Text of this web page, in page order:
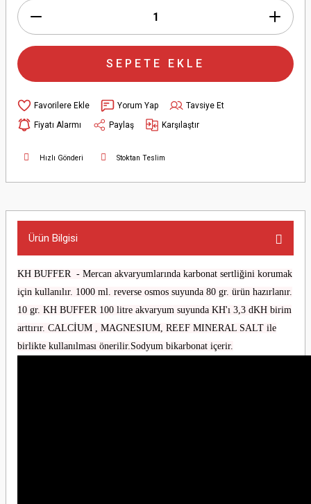
SEPETE EKLE
Yorum Yap
Tavsiye Et
Fiyatı Alarmı
Paylaş Karşılaştır
Hızlı Gönderi Stoktan Teslim
Ürün Bilgisi
KH BUFFER - Mercan akvaryumlarında karbonat sertliğini korumak
için kullanılır. 1000 ml. reverse osmos suyunda 80 gr. ürün hazırlanır.
10 gr. KH BUFFER 100 litre akvaryum suyunda KH'ı 3,3 dKH birim
arttırır. CALCİUM , MAGNESIUM, REEF MINERAL SALT ile
birlikte kullanılması önerilir.Sodyum bikarbonat içerir.